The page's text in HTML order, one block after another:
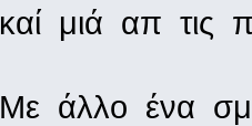
καί μιά απ τις
Με άλλο ένα